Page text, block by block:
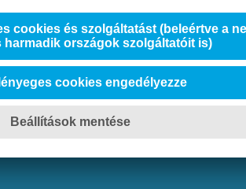
Designations